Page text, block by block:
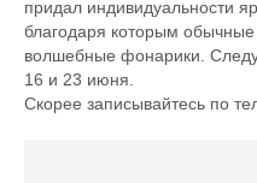
придал индивидуальности
благодаря которым
волшебные фонарики.
16 и 23 июня.
Скорее записывайтесь по